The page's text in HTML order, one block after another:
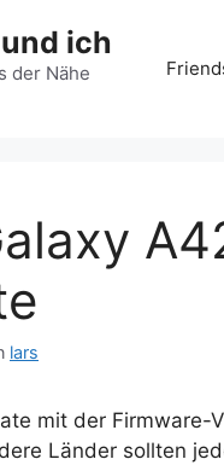
ich
der Nähe
lars
mit der Firmware-
Länder sollten